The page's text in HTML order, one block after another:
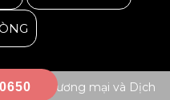
Thương mại và Dịch